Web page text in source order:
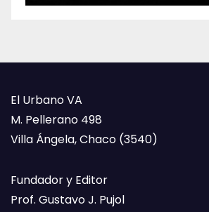
El Urbano VA
M. Pellerano 498
Villa Ángela, Chaco (3540)
Fundador y Editor
Prof. Gustavo J. Pujol